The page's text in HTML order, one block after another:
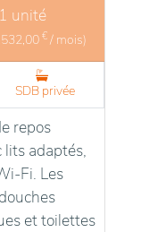
unité
€ / mois)
SDB privée
repos
adaptés,
Fi. Les
et toilettes